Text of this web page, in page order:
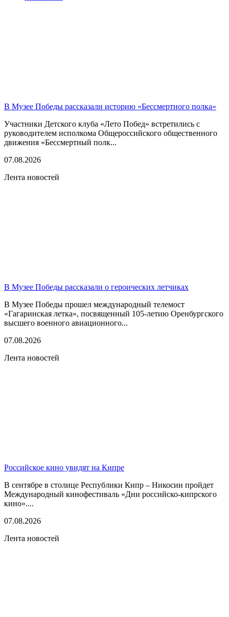
В Музее Победы рассказали историю «Бессмертного полка»
Участники Детского клуба «Лето Побед» встретились с
руководителем исполкома Общероссийского общественного
движения «Бессмертный полк...
07.08.2026
Лента новостей
В Музее Победы рассказали о героических летчиках
В Музее Победы прошел международный телемост
«Гагаринская летка», посвященный 105-летию Оренбургского
высшего военного авиационного...
07.08.2026
Лента новостей
Российское кино увидят на Кипре
В сентябре в столице Республики Кипр – Никосии пройдет
Международный кинофестиваль «Дни российско-кипрского
кино»....
07.08.2026
Лента новостей